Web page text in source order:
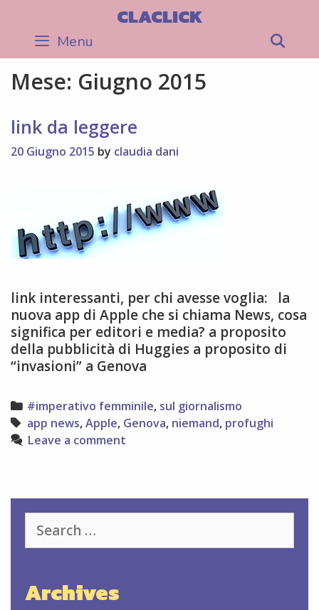
content
CLACLICK
Menu
Mese: Giugno 2015
link da leggere
20 Giugno 2015 by claudia dani
link interessanti, per chi avesse voglia: la
nuova app di Apple che si chiama News, cosa
significa per editori e media? a proposito
della pubblicità di Huggies a proposito di
“invasioni” a Genova
Categories
#imperativo femminile, sul giornalismo
Tags
app news,Apple, Genova, niemand, profughi
Leave a comment
for:
Archives